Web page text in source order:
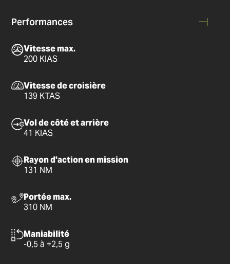
Performances
Vitesse max.
200 KIAS
Vitesse de croisière
139 KTAS
Vol de côté et arrière
41 KIAS
Rayon d'action en mission
131 NM
Portée max.
310 NM
Maniabilité
-0,5 à +2,5 g